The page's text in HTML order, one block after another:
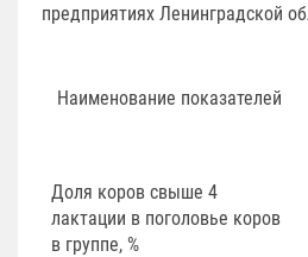
предприятиях Ленинградской
Наименование показателей
Доля коров свыше 4
лактации в поголовье коров
в группе, %